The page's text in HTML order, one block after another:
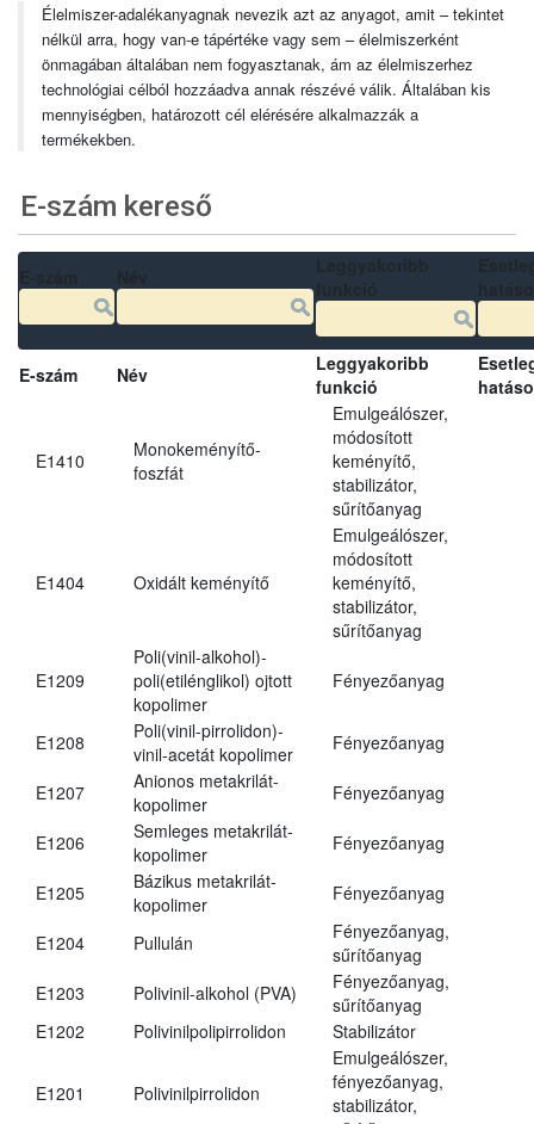
Élelmiszer-adalékanyagnak nevezik azt az anyagot, amit – tekintet
nélkül arra, hogy van-e tápértéke vagy sem – élelmiszerként
önmagában általában nem fogyasztanak, ám az élelmiszerhez
technológiai célból hozzáadva annak részévé válik. Általában kis
mennyiségben, határozott cél elérésére alkalmazzák a
termékekben.
E-szám kereső
E-szám Név
Leggyakoribb
funkció
E1410
Monokeményítő-
foszfát
Emulgeálószer,
módosított
keményítő,
stabilizátor,
sűrítőanyag
E1404 Oxidált keményítő
Emulgeálószer,
módosított
keményítő,
stabilizátor,
sűrítőanyag
E1209
Poli(vinil-alkohol)-
poli(etilénglikol) ojtott
kopolimer
Fényezőanyag
E1208
Poli(vinil-pirrolidon)-
vinil-acetát kopolimer
Fényezőanyag
E1207
Anionos metakrilát-
kopolimer
Fényezőanyag
E1206
Semleges metakrilát-
kopolimer
Fényezőanyag
E1205
Bázikus metakrilát-
kopolimer
Fényezőanyag
E1204 Pullulán
Fényezőanyag,
sűrítőanyag
E1203
Polivinil-alkohol (PVA)
Fényezőanyag,
sűrítőanyag
E1202
Polivinilpolipirrolidon Stabilizátor
E1201 Polivinilpirrolidon
Emulgeálószer,
fényezőanyag,
stabilizátor,